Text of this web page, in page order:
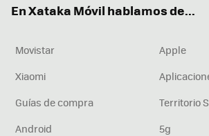
En Xataka Móvil hablamos de...
Movistar
Apple
Xiaomi
Guías de compra
Territorio
Android
5g